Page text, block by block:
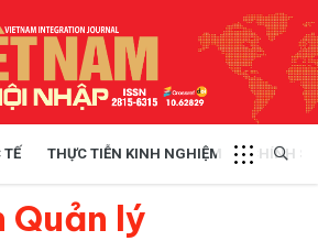
TẾ THỰC TIỄN KINH NGHIỆM CHÍNH
Quản lý